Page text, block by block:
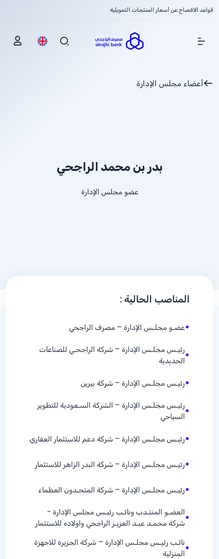
قواعد الافصاح عن أسعار المنتجات التمويلية
Show Menu
أعضاء مجلس الإدارة
بدر بن محمد الراجحي
عضو مجلس الإدارة
المناصب الحالية :
•عضـو مجلـس الإدارة – مصرف الراجحي
•رئيـس مجلـس الإدارة – شركة الراجحـي للصناعات
الحديدية
•رئيـس مجلـس الإدارة – شركة بيرين
•رئيـس مجلـس الإدارة – الشركة السـعودية للتطوير
السياحي
•رئيـس مجلـس الإدارة – شركة دعم للاستثمار العقاري
•رئيـس مجلـس الإدارة – شركة البدر الزاهر للاستثمار
•رئيـس مجلـس الإدارة – شركة المتحـدون العظماء
•العضـو المنتـدب ونائـب رئيـس مجلس الإدارة -
شركة محمـد عبـد العزيـز الراجحي واولاده للاستثمار
•نائـب رئيـس مجلـس الإدارة – شركة الجزيرة للاجهزة
المنزلية